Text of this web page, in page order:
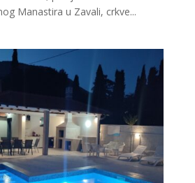
Manastira u Zavali, crkve...